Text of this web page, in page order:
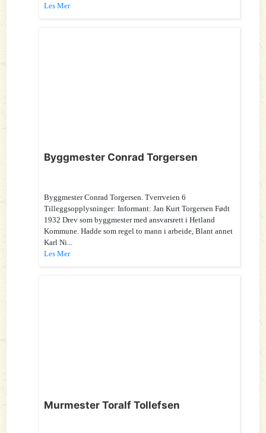
Les Mer
Byggmester Conrad Torgersen
Byggmester Conrad Torgersen. Tverrveien 6
Tilleggsopplysninger: Informant: Jan Kurt Torgersen Født
1932 Drev som byggmester med ansvarsrett i Hetland
Kommune. Hadde som regel to mann i arbeide, Blant annet
Karl Ni...
Les Mer
Murmester Toralf Tollefsen